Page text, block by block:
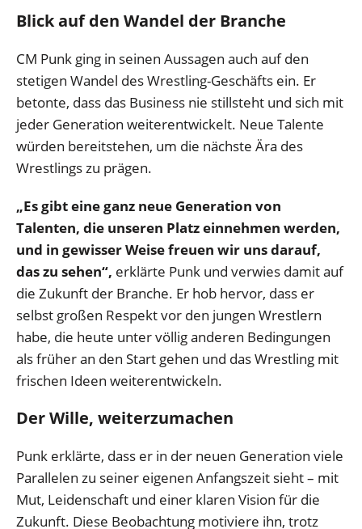
Blick auf den Wandel der Branche
CM Punk ging in seinen Aussagen auch auf den
stetigen Wandel des Wrestling-Geschäfts ein. Er
betonte, dass das Business nie stillsteht und sich mit
jeder Generation weiterentwickelt. Neue Talente
würden bereitstehen, um die nächste Ära des
Wrestlings zu prägen.
„Es gibt eine ganz neue Generation von
Talenten, die unseren Platz einnehmen werden,
und in gewisser Weise freuen wir uns darauf,
das zu sehen“, erklärte Punk und verwies damit auf
die Zukunft der Branche. Er hob hervor, dass er
selbst großen Respekt vor den jungen Wrestlern
habe, die heute unter völlig anderen Bedingungen
als früher an den Start gehen und das Wrestling mit
frischen Ideen weiterentwickeln.
Der Wille, weiterzumachen
Punk erklärte, dass er in der neuen Generation viele
Parallelen zu seiner eigenen Anfangszeit sieht – mit
Mut, Leidenschaft und einer klaren Vision für die
Zukunft. Diese Beobachtung motiviere ihn, trotz